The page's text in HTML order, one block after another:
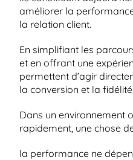
améliorer la
la relation client.
En simplifiant les
et en offrant une
permettent d’agir
la conversion et la fidélité.
Dans un environnement
rapidement, une chose
la performance ne